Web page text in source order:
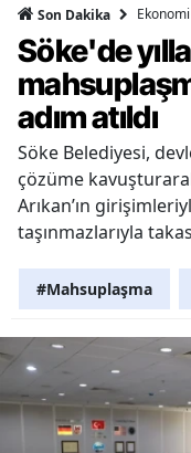
Son Dakika Ekonomi
Söke'de
adım atıldı
Söke Belediyesi,
çözüme
Arıkan’ın
taşınmazlarıyla
#Mahsuplaşma